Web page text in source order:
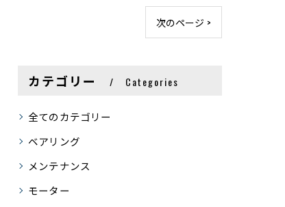
次のページ >
カテゴリー Categories
全てのカテゴリー
ベアリング
メンテナンス
モーター